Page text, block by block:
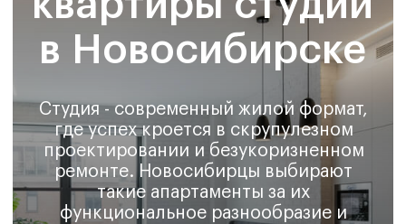
Студия - современный жилой формат,
где успех кроется в скрупулезном
проектировании и безукоризненном
ремонте. Новосибирцы выбирают
такие апартаменты за их
ФинишРемонт профессионально
занимается отделкой студий, учитывая
малейшие нюансы пространства. Наши
опытные мастера, знающие толк в
сложных задачах, превратят в
реальность самые креативные
задумки. Мы точно знаем: студия - это
целостное, умное планировочное